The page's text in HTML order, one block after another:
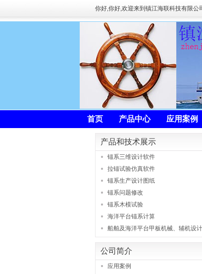
你好,你好,欢迎来到镇江海联科技有限
首页 产品中心 应用案例
产品和技术展示
锚系三维设计软件
拉锚试验仿真软件
锚系生产设计图纸
锚系问题修改
锚系木模试验
海洋平台锚系计算
船舶及海洋平台甲板机械、辅机设
公司简介
应用案例